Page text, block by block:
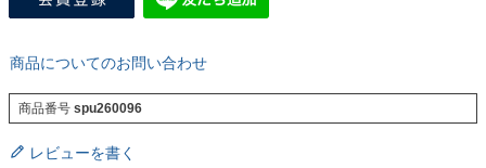
商品についてのお問い合わせ
商品番号 spu260096
レビューを書く